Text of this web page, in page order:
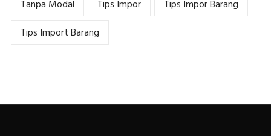
Tanpa Modal
Tips Impor
Tips Impor Barang
Tips Import Barang